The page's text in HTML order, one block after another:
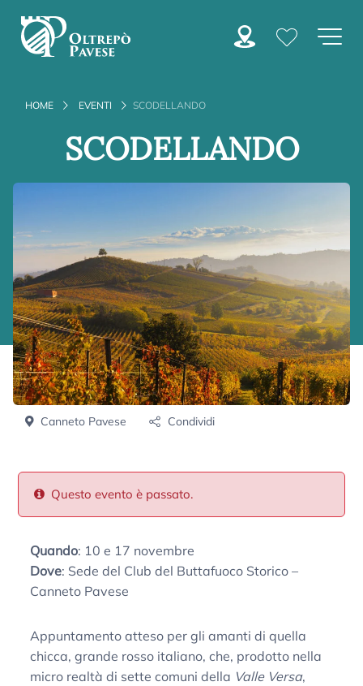
HOME EVENTI SCODELLANDO
SCODELLANDO
Canneto Pavese Condividi
Questo evento è passato.
Quando: 10 e 17 novembre
Dove: Sede del Club del Buttafuoco Storico –
Canneto Pavese
Appuntamento atteso per gli amanti di quella
chicca, grande rosso italiano, che, prodotto nella
micro realtà di sette comuni della Valle Versa,